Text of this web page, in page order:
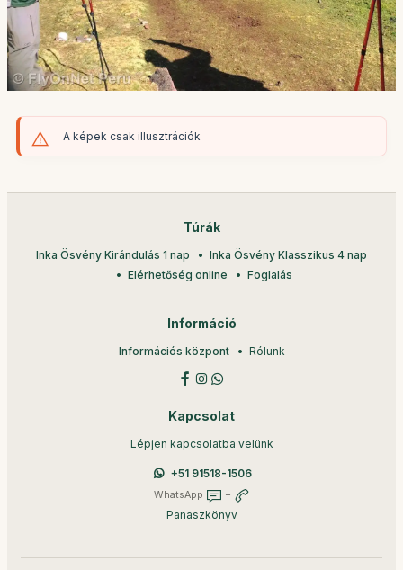
A képek csak illusztrációk
Túrák
Inka Ösvény Kirándulás 1 nap
Inka Ösvény Klasszikus 4 nap
Elérhetőség online
Foglalás
Információ
Információs központ Rólunk
Kapcsolat
Lépjen kapcsolatba velünk
+51 91518-1506
WhatsApp +
Panaszkönyv